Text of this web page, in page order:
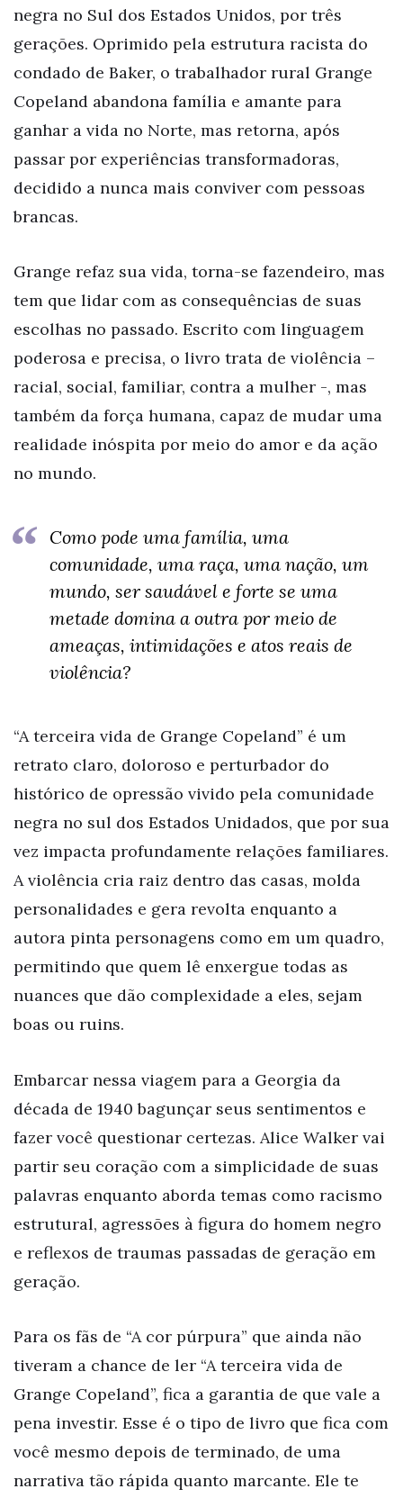
negra no Sul dos Estados Unidos, por três
gerações. Oprimido pela estrutura racista do
condado de Baker, o trabalhador rural Grange
Copeland abandona família e amante para
ganhar a vida no Norte, mas retorna, após
passar por experiências transformadoras,
decidido a nunca mais conviver com pessoas
brancas.
Grange refaz sua vida, torna-se fazendeiro, mas
tem que lidar com as consequências de suas
escolhas no passado. Escrito com linguagem
poderosa e precisa, o livro trata de violência –
racial, social, familiar, contra a mulher -, mas
também da força humana, capaz de mudar uma
realidade inóspita por meio do amor e da ação
no mundo.
Como pode uma família, uma
comunidade, uma raça, uma nação, um
mundo, ser saudável e forte se uma
metade domina a outra por meio de
ameaças, intimidações e atos reais de
violência?
“A terceira vida de Grange Copeland” é um
retrato claro, doloroso e perturbador do
histórico de opressão vivido pela comunidade
negra no sul dos Estados Unidados, que por sua
vez impacta profundamente relações familiares.
A violência cria raiz dentro das casas, molda
personalidades e gera revolta enquanto a
autora pinta personagens como em um quadro,
permitindo que quem lê enxergue todas as
nuances que dão complexidade a eles, sejam
boas ou ruins.
Embarcar nessa viagem para a Georgia da
década de 1940 bagunçar seus sentimentos e
fazer você questionar certezas. Alice Walker vai
partir seu coração com a simplicidade de suas
palavras enquanto aborda temas como racismo
estrutural, agressões à figura do homem negro
e reflexos de traumas passadas de geração em
geração.
Para os fãs de “A cor púrpura” que ainda não
tiveram a chance de ler “A terceira vida de
Grange Copeland”, fica a garantia de que vale a
pena investir. Esse é o tipo de livro que fica com
você mesmo depois de terminado, de uma
narrativa tão rápida quanto marcante. Ele te